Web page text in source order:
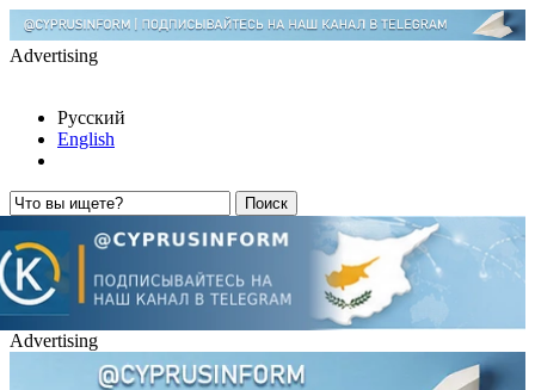
Advertising
Русский
English
Advertising